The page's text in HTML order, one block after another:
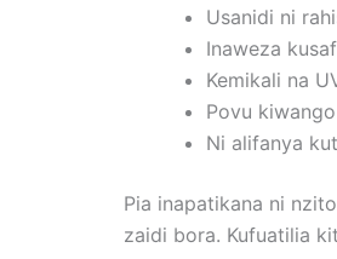
Usanidi ni
Inaweza
Kemikali na
Povu
Ni alifanya
Pia inapatikana ni
zaidi bora. Kufuatilia